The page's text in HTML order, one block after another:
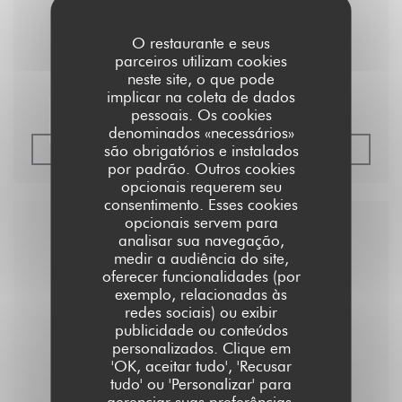
O restaurante e seus
parceiros utilizam cookies
neste site, o que pode
implicar na coleta de dados
pessoais. Os cookies
denominados «necessários»
são obrigatórios e instalados
por padrão. Outros cookies
opcionais requerem seu
consentimento. Esses cookies
opcionais servem para
analisar sua navegação,
medir a audiência do site,
oferecer funcionalidades (por
exemplo, relacionadas às
redes sociais) ou exibir
publicidade ou conteúdos
personalizados. Clique em
'OK, aceitar tudo', 'Recusar
tudo' ou 'Personalizar' para
Chocolate and Red Berry Cheesecake
LER O ARTIGO((ABRE NUMA NOVA